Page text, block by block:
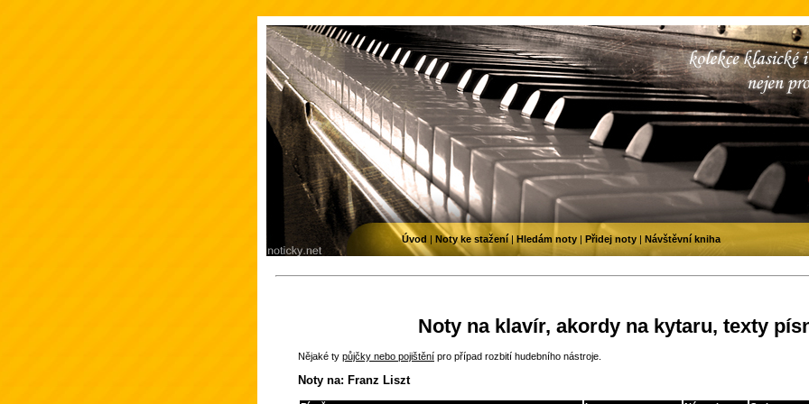
Noty na klavír, akordy na kytaru, texty
Nějaké ty půjčky nebo pojištění pro případ rozbití hudebního nástroje.
Noty na: Franz Liszt
Úvod | Noty ke stažení| Hledám noty | Přidej noty | Návštěvní kniha